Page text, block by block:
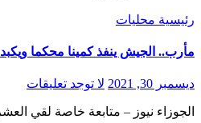
رئيسية محليات
مأرب.. الجيش ينفذ كمينا محكما
ديسمبر 30, 2021 لا توجد تعليقات
الجوزاء نيوز – متابعة خاصة لقي